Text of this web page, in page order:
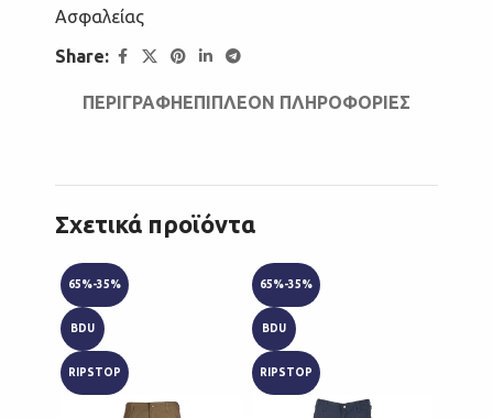
Ασφαλείας
Share:
ΠΕΡΙΓΡΑΦΉΕΠΙΠΛΈΟΝ ΠΛΗΡΟΦΟΡΊΕΣ
Σχετικά προϊόντα
65%-35%
BDU
RIPSTOP
65%-35%
BDU
RIPSTOP